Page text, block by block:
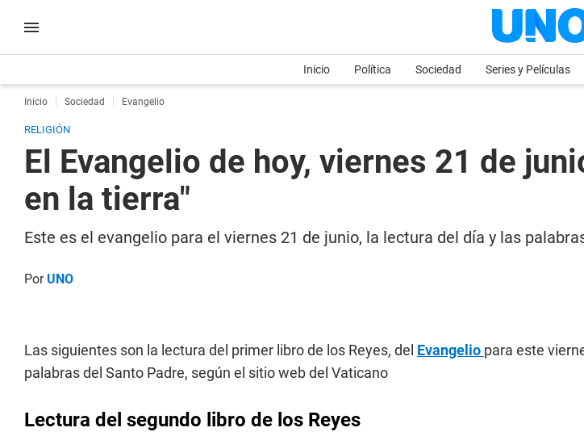
Inicio Política Sociedad Series y Películas
Inicio Sociedad Evangelio
RELIGIÓN
El Evangelio de hoy, viernes 21 de
en la tierra"
Este es el evangelio para el viernes 21 de junio, la lectura del día y las
PorUNO
Las siguientes son la lectura del primer libro de los Reyes, del Evangelio para este
palabras del Santo Padre, según el sitio web del Vaticano
Lectura del segundo libro de los Reyes